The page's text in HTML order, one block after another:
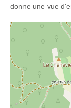
donne une vue